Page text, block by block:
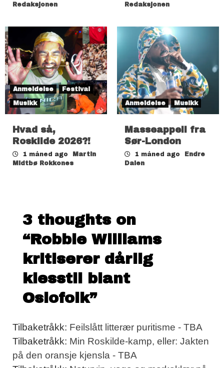
Redaksjonen
Redaksjonen
Anmeldelse
Festival
Musikk
Hvad så,
Roskilde 2026?!
1 måned ago
Martin
Midtbø Rokkones
Anmeldelse Musikk
Masseappell fra
Sør-London
1 måned ago
Endre
Dalen
3 thoughts on
“Robbie Williams
kritiserer dårlig
klesstil blant
Oslofolk”
Tilbaketråkk: Feilslått litterær puritisme - TBA
Tilbaketråkk: Min Roskilde-kamp, eller: Jakten
på den oransje kjensla - TBA